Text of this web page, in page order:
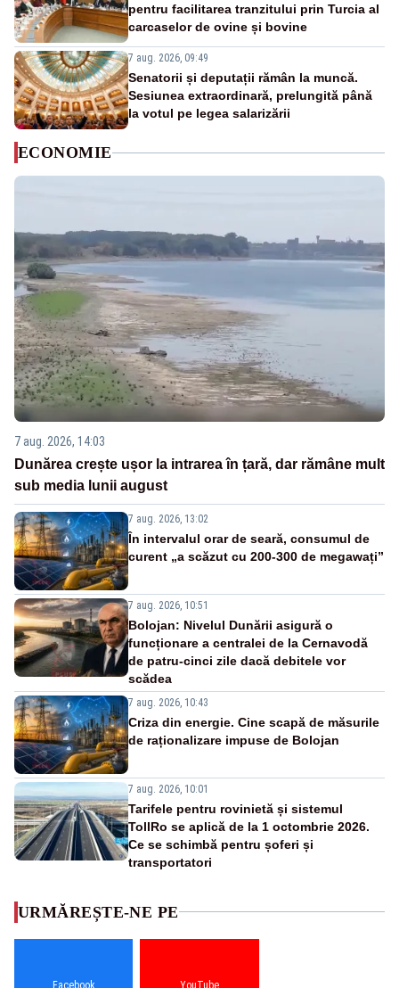
pentru facilitarea tranzitului prin Turcia al
carcaselor de ovine și bovine
7 aug. 2026, 09:49
Senatorii și deputații rămân la muncă.
Sesiunea extraordinară, prelungită până
la votul pe legea salarizării
ECONOMIE
7 aug. 2026, 14:03
Dunărea crește ușor la intrarea în țară, dar rămâne mult
sub media lunii august
7 aug. 2026, 13:02
În intervalul orar de seară, consumul de
curent „a scăzut cu 200-300 de megawați”
7 aug. 2026, 10:51
Bolojan: Nivelul Dunării asigură o
funcționare a centralei de la Cernavodă
de patru-cinci zile dacă debitele vor
scădea
7 aug. 2026, 10:43
Criza din energie. Cine scapă de măsurile
de raționalizare impuse de Bolojan
7 aug. 2026, 10:01
Tarifele pentru rovinietă și sistemul
TollRo se aplică de la 1 octombrie 2026.
Ce se schimbă pentru șoferi și
transportatori
URMĂREȘTE-NE PE
Facebook YouTube